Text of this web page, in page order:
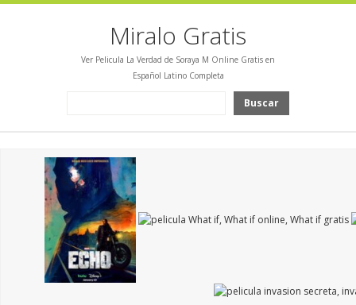
Miralo Gratis
Ver Pelicula La Verdad de Soraya M Online Gratis en
Español Latino Completa
Buscar